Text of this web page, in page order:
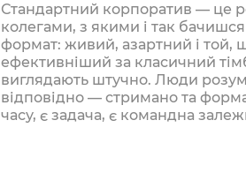
Стандартний корпоратив — це
колегами, з якими і так
формат: живий, азартний і той,
ефективніший за класичний
виглядають штучно. Люди
відповідно — стримано та
часу, є задача, є командна